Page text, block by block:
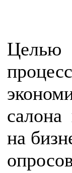
Целью
на